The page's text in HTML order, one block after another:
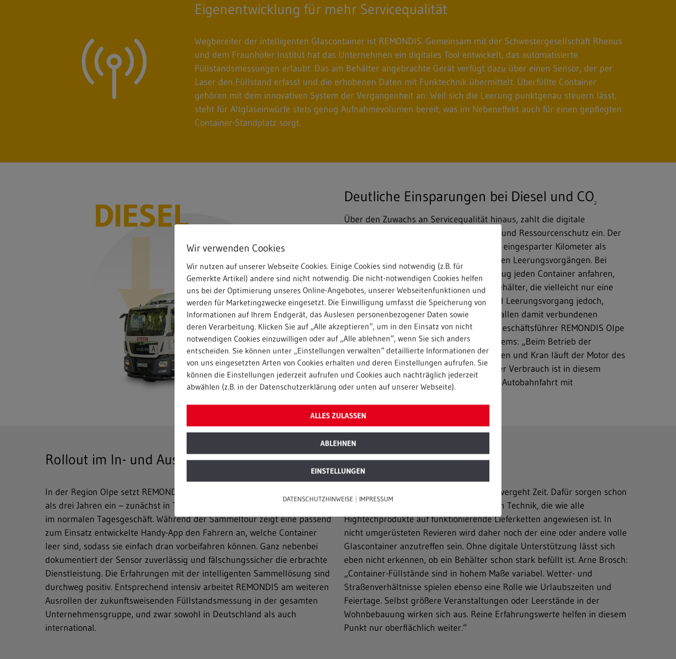
Eigenentwicklung für mehr Servicequalität
Wegbereiter der intelligenten Glascontainer ist REMONDIS. Gemeinsam mit der Schwestergesellschaft Rhenus
und dem Fraunhofer Institut hat das Unternehmen ein digitales Tool entwickelt, das automatisierte
Füllstandsmessungen erlaubt. Das am Behälter angebrachte Gerät verfügt dazu über einen Sensor, der per
Laser den Füllstand erfasst und die erhobenen Daten mit Funktechnik übermittelt. Überfüllte Container
gehören mit dem innovativen System der Vergangenheit an: Weil sich die Leerung punktgenau steuern lässt,
steht für Altglaseinwürfe stets genug Aufnahmevolumen bereit, was im Nebeneffekt auch für einen gepflegten
Container-Standplatz sorgt.
Deutliche Einsparungen bei Diesel und CO2
Über den Zuwachs an Servicequalität hinaus, zahlt die digitale
Füllstandsmessung auch auf den Klima- und Ressourcenschutz ein. Der
Mehrwert liegt dabei weniger im Bereich eingesparter Kilometer als
vielmehr in der Vermeidung von unnötigen Leerungsvorgängen. Bei
herkömmlichen Touren muss das Fahrzeug jeden Container anfahren,
anheben und entleeren, selbst solche Behälter, die vielleicht nur eine
einzige Flasche enthalten. Der Hebe- und Leerungsvorgang jedoch,
erfordert einen hohen Dieseleinsatz mit allen damit verbundenen
Nachteilen in puncto CO2 . Arne Brosch, Geschäftsführer REMONDIS Olpe
und einer der Entwickler des neuen Systems: „Beim Betrieb der
fahrzeugseitigen Arbeitsgeräte wie Stützen und Kran läuft der Motor des
Sammelfahrzeugs auf voller Leistung. Der Verbrauch ist in diesem
Moment fast genauso hoch wie bei einer Autobahnfahrt mit
Rollout im In- und Ausland ist angelaufen
In der Region Olpe setzt REMONDIS digitalisierte Glascontainer seit mehr
als drei Jahren ein – zunächst in Testrevieren zur Erprobung, mittlerweile
im normalen Tagesgeschäft. Während der Sammeltour zeigt eine passend
zum Einsatz entwickelte Handy-App den Fahrern an, welche Container
leer sind, sodass sie einfach dran vorbeifahren können. Ganz nebenbei
dokumentiert der Sensor zuverlässig und fälschungssicher die erbrachte
Dienstleistung. Die Erfahrungen mit der intelligenten Sammellösung sind
durchweg positiv. Entsprechend intensiv arbeitet REMONDIS am weiteren
Ausrollen der zukunftsweisenden Füllstandsmessung in der gesamten
Unternehmensgruppe, und zwar sowohl in Deutschland als auch
international.
Bis alle Sammelreviere umgestellt sind, vergeht Zeit. Dafür sorgen schon
allein die Produktionszyklen der digitalen Technik, die wie alle
Hightechprodukte auf funktionierende Lieferketten angewiesen ist. In
nicht umgerüsteten Revieren wird daher noch der eine oder andere volle
Glascontainer anzutreffen sein. Ohne digitale Unterstützung lässt sich
eben nicht erkennen, ob ein Behälter schon stark befüllt ist. Arne Brosch:
„Container-Füllstände sind in hohem Maße variabel. Wetter- und
Straßenverhältnisse spielen ebenso eine Rolle wie Urlaubszeiten und
Feiertage. Selbst größere Veranstaltungen oder Leerstände in der
Wohnbebauung wirken sich aus. Reine Erfahrungswerte helfen in diesem
Punkt nur oberflächlich weiter.“
Wir verwenden Cookies
Wir nutzen auf unserer Webseite Cookies. Einige Cookies sind notwendig (z.B. für
Gemerkte Artikel) andere sind nicht notwendig. Die nicht-notwendigen Cookies helfen
uns bei der Optimierung unseres Online-Angebotes, unserer Webseitenfunktionen und
werden für Marketingzwecke eingesetzt. Die Einwilligung umfasst die Speicherung von
Informationen auf Ihrem Endgerät, das Auslesen personenbezogener Daten sowie
deren Verarbeitung. Klicken Sie auf „Alle akzeptieren“, um in den Einsatz von nicht
notwendigen Cookies einzuwilligen oder auf „Alle ablehnen“, wenn Sie sich anders
entscheiden. Sie können unter „Einstellungen verwalten“ detaillierte Informationen der
von uns eingesetzten Arten von Cookies erhalten und deren Einstellungen aufrufen. Sie
können die Einstellungen jederzeit aufrufen und Cookies auch nachträglich jederzeit
abwählen (z.B. in der Datenschutzerklärung oder unten auf unserer Webseite).
ALLES ZULASSEN
ABLEHNEN
EINSTELLUNGEN
DATENSCHUTZHINWEISE IMPRESSUM